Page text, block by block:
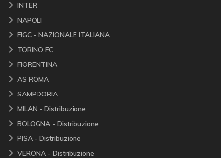
INTER
NAPOLI
FIGC - NAZIONALE ITALIANA
TORINO FC
FIORENTINA
AS ROMA
SAMPDORIA
MILAN - Distribuzione
BOLOGNA - Distribuzione
PISA - Distribuzione
VERONA - Distribuzione